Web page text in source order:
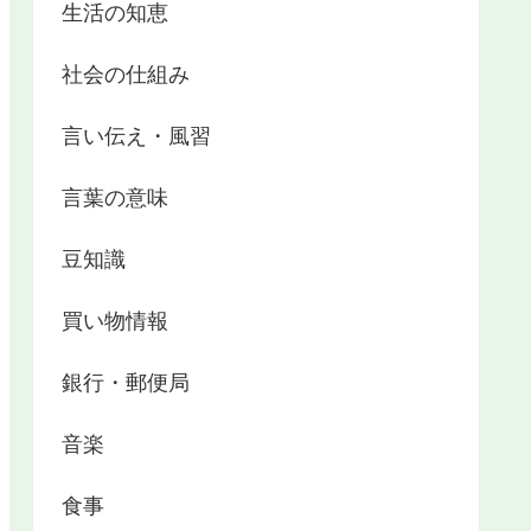
生活の知恵
社会の仕組み
言い伝え・風習
言葉の意味
豆知識
買い物情報
銀行・郵便局
音楽
食事